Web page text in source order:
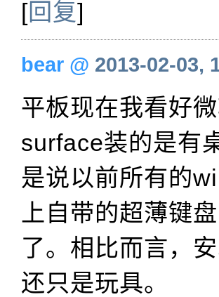
[回复]
bear @ 2013-02-03,
平板现在我看好
surface装的是有
是说以前所有的
上自带的超薄键
了。相比而言，
还只是玩具。